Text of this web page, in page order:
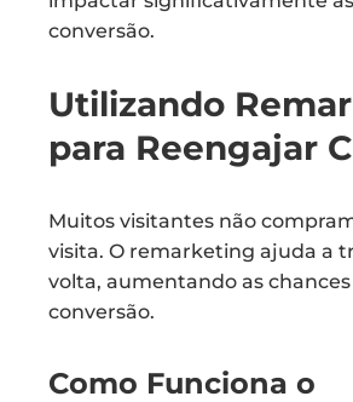
conversão.
Utilizando
para Reengajar
Muitos visitantes não
visita. O remarketing ajuda a
volta, aumentando as chances
conversão.
Como Funciona o